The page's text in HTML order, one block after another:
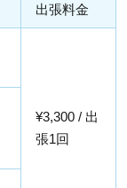
出張料金
¥3,300 / 出
張1回